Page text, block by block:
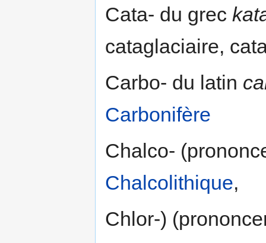
Cata- du grec
cataglaciaire,
Carbo- du latin
Carbonifère
Chalco-
Chalcolithique,
Chlor-)